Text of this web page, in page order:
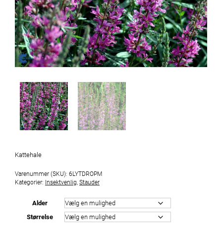
Kattehale
Varenummer (SKU): 6LYTDROPM
Kategorier: Insektvenlig Stauder
Alder
Størrelse